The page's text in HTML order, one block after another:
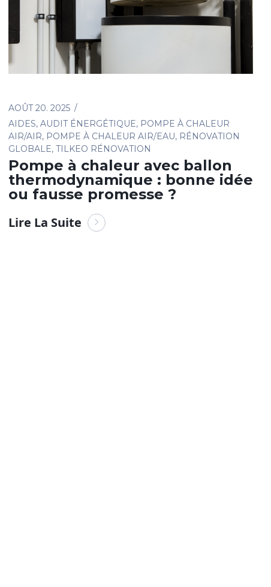
AOÛT 20. 2025
AIDES, AUDIT ÉNERGÉTIQUE, POMPE À CHALEUR
AIR/AIR, POMPE À CHALEUR AIR/EAU, RÉNOVATION
GLOBALE, TILKEO RÉNOVATION
Pompe à chaleur avec ballon
thermodynamique : bonne idée
ou fausse promesse ?
Lire La Suite